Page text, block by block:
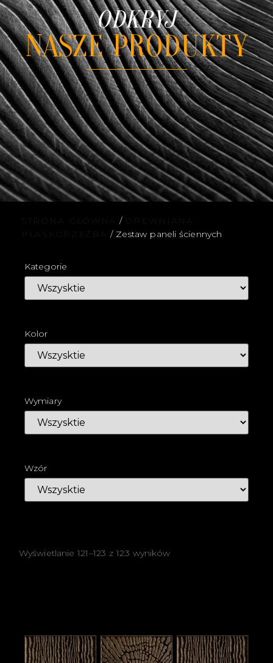
ODKRYJ
NASZE PRODUKTY
/
/ Zestaw paneli ściennych
Kategorie
Kolor
Wymiary
Wzór
Wyświetlanie 121–123 z 123 wyników